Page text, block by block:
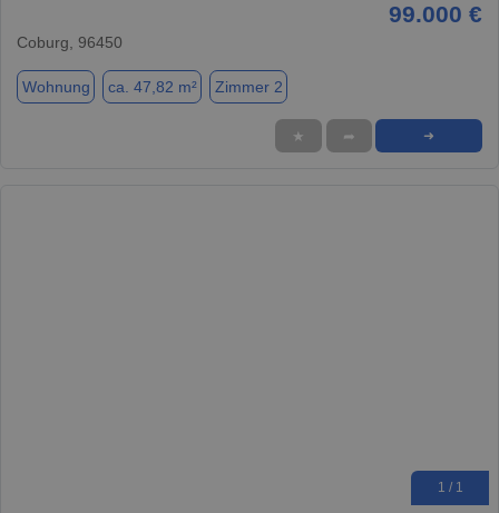
99.000 €
Coburg, 96450
Wohnung ca. 47,82 m² Zimmer 2
★ ➦ ➜
1 / 1